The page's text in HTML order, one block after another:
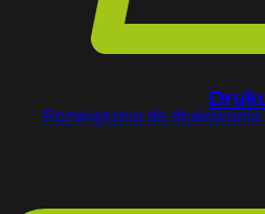
Rozwiązania do